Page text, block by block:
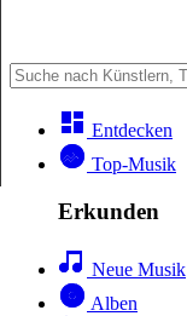
Entdecken
Top-Musik
Erkunden
Neue Musik
Alben